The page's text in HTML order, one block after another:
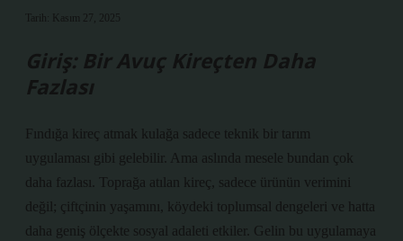
Tarih: Kasım 27, 2025
Giriş: Bir Avuç Kireçten Daha
Fazlası
Fındığa kireç atmak kulağa sadece teknik bir tarım
uygulaması gibi gelebilir. Ama aslında mesele bundan çok
daha fazlası. Toprağa atılan kireç, sadece ürünün verimini
değil; çiftçinin yaşamını, köydeki toplumsal dengeleri ve hatta
daha geniş ölçekte sosyal adaleti etkiler. Gelin bu uygulamaya